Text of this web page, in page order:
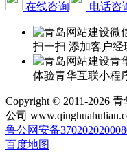
在线咨询
电话咨
扫一扫 添加客户经
体验青华互联小程
Copyright © 2011-2026
公司
鲁公网安备
百度地图